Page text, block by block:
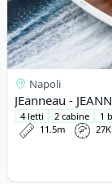
Napoli
JEanneau -
4 letti 2 cabine
1
11.5m